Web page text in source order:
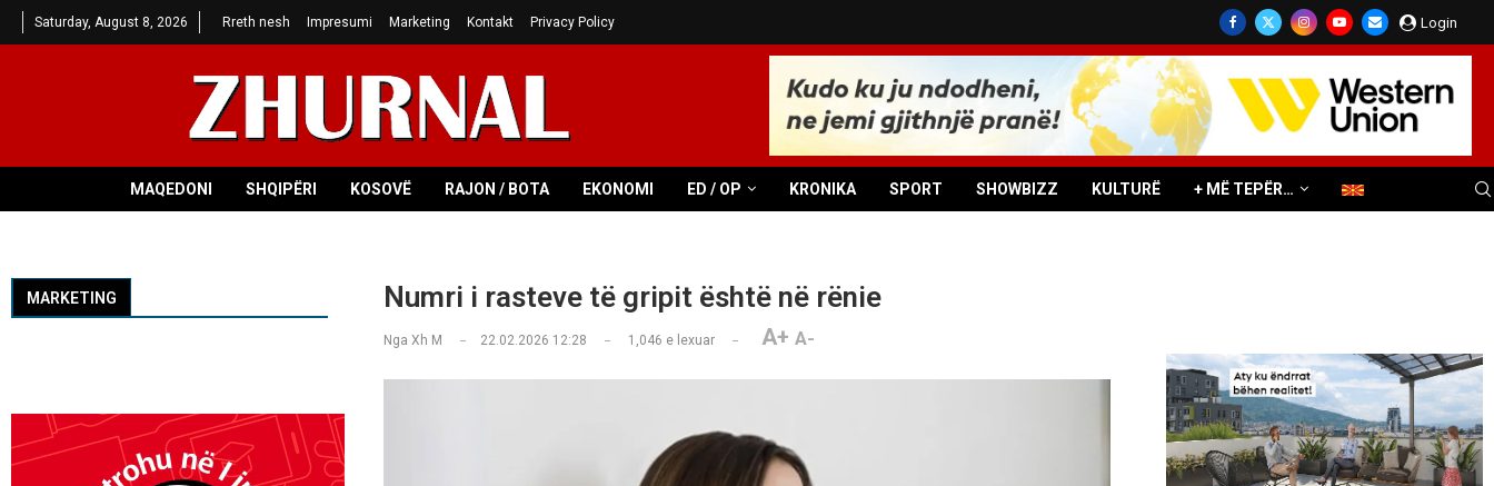
Saturday, August 8, 2026 Rreth nesh Impresumi Marketing Kontakt Privacy Policy Login
MAQEDONI SHQIPËRI KOSOVË RAJON / BOTA EKONOMI ED / OP KRONIKA SPORT SHOWBIZZ KULTURË + MË TEPËR…
Numri i rasteve të gripit është në rënie
Nga Xh M 22.02.2026 12:28 1,046 e lexuar A+ A-
MARKETING